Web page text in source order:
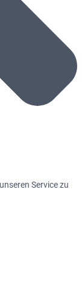
Service zu